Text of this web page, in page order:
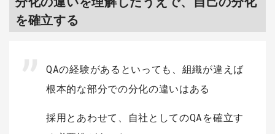
を確立する
QAの経験があるといっても、組織が違えば
根本的な部分での分化の違いはある
採用とあわせて、自社としてのQAを確立す